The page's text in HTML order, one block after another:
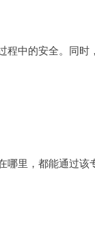
中的安全。同
里，都能通过该